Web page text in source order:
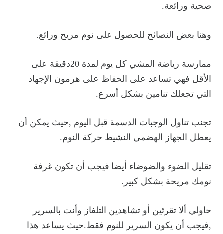
صحية ورائعة.
وهنا بعض النصائح للحصول على نوم مريح ورائع.
ممارسة رياضة المشي كل يوم لمدة 20دقيقة على
الأقل فهي تساعد على الحفاظ على هرمون الإجهاد
التي تجعلك تنامين بشكل أسرع.
تجنب تناول الوجبات الدسمة قبل اليوم ,حيث يمكن أن
يعطل الجهاز الهضمي النشيط حركة النوم.
تقليل الضوء والضوضاء أيضا فيجب أن تكون غرفة
نومك مريحة بشكل كبير.
حاولي ألا تقرئين أو تشاهدين التلفاز وأنت بالسرير
,فيجب أن يكون السرير للنوم فقط.حيث يساعد هذا